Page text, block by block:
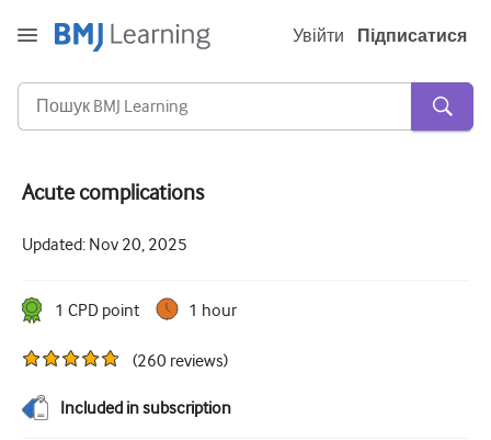
Увійти Підписатися
Кардіологія
Догляд за літніми людьми
Комунікативні навички
Acute complications
Updated: Nov 20, 2025
1 CPD point 1 hour
(260 reviews)
Included in subscription